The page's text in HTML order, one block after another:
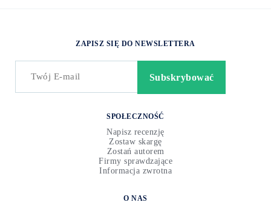
SPOŁECZNOŚĆ
Napisz recenzję
Zostaw skargę
Zostań autorem
Firmy sprawdzające
Informacja zwrotna
O NAS
ZAPISZ SIĘ DO NEWSLETTERA